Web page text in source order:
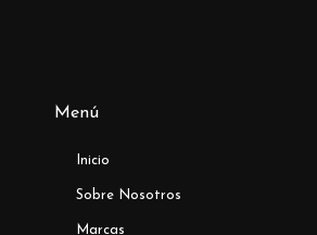
Menú
Inicio
Sobre Nosotros
Marcas